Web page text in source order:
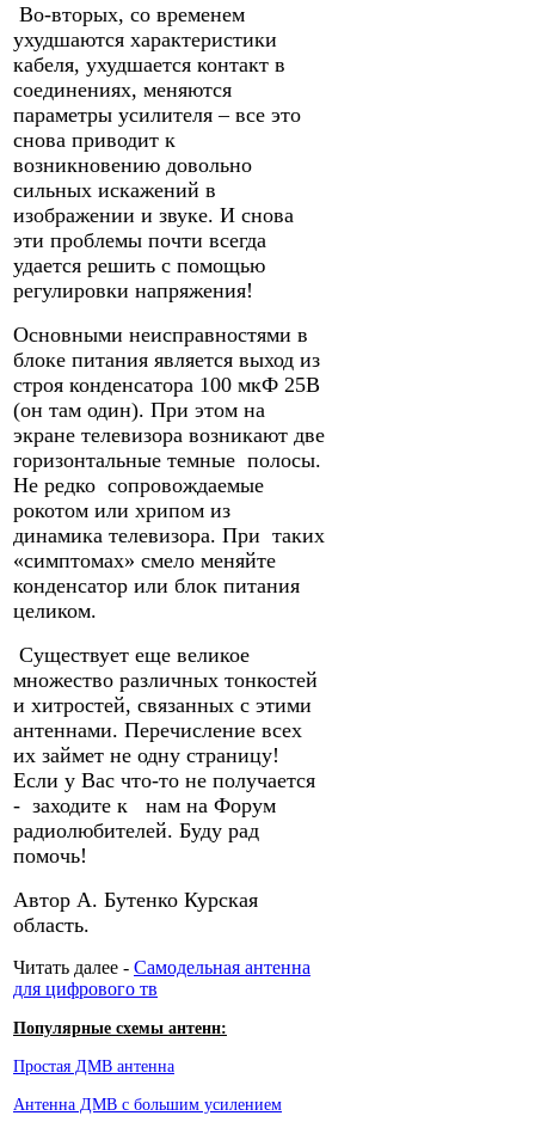
Во-вторых, со временем
ухудшаются характеристики
кабеля, ухудшается контакт в
соединениях, меняются
параметры усилителя – все это
снова приводит к
возникновению довольно
сильных искажений в
изображении и звуке. И снова
эти проблемы почти всегда
удается решить с помощью
регулировки напряжения!
Основными неисправностями в
блоке питания является выход из
строя конденсатора 100 мкФ 25В
(он там один). При этом на
экране телевизора возникают две
горизонтальные темные полосы.
Не редко сопровождаемые
рокотом или хрипом из
динамика телевизора. При таких
«симптомах» смело меняйте
конденсатор или блок питания
целиком.
Существует еще великое
множество различных тонкостей
и хитростей, связанных с этими
антеннами. Перечисление всех
их займет не одну страницу!
Если у Вас что-то не получается
- заходите к нам на Форум
радиолюбителей. Буду рад
помочь!
Автор А. Бутенко Курская
область.
Читать далее - Самодельная антенна
для цифрового тв
Популярные схемы антенн:
Простая ДМВ антенна
Антенна ДМВ с большим усилением